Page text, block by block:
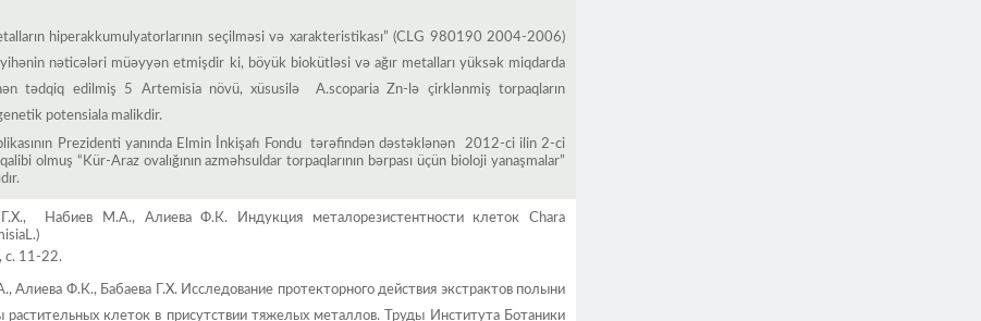
hiperakkumulyatorlarının seçilməsi və xarakteristikası” (CLG 980190 2004-2006)
nəticələri müəyyən etmişdir ki, böyük biokütləsi və ağır metalları yüksək miqdarda
tədqiq edilmiş 5 Artemisia növü, xüsusilə A.scoparia Zn-lə çirklənmiş torpaqların
potensiala malikdir.
Prezidenti yanında Elmin İnkişafı Fondu tərəfindən dəstəklənən 2012-ci ilin 2-ci
olmuş “Kür-Araz ovalığının azmәhsuldar torpaqlarının bәrpası üçün bioloji yanaşmalar”
Набиев М.А., Алиева Ф.К. Индукция металорезистентности клеток Сhara
11-22.
Ф.К., Бабаева Г.Х. Исследование протекторного действия экстрактов полыни
растительных клеток в присутствии тяжелых металлов. Труды Института Ботаники